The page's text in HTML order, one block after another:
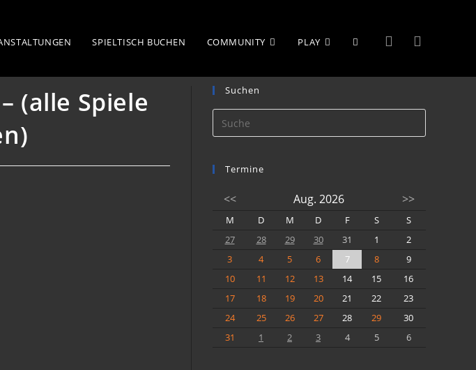
SPIELTISCH BUCHEN COMMUNITY PLAY WEBSITE-
(alle Spiele
Suchen
Termine
<< Aug. 2026 >>
M D M D F S
S
27
28 29 30 31 1
2
3
4 5 6 7 8
9
10
11 12 13 14 15
16
17
18 19 20 21 22
23
24
25 26 27 28 29
30
31
1 2 3 4 5 6